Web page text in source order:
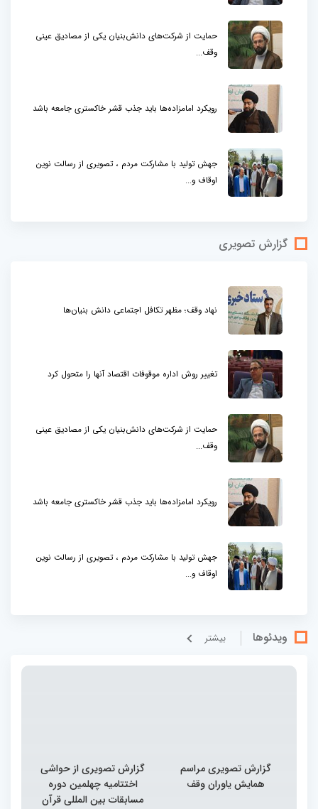
حمایت از شرکت‌های دانش‌بنیان یکی از مصادیق عینی
وقف...
رویکرد امامزاده‌ها باید جذب قشر خاکستری جامعه باشد
جهش تولید با مشارکت مردم ، تصویری از رسالت نوین
اوقاف و...
گزارش تصویری
نهاد وقف؛ مظهر تکافل اجتماعی دانش بنیان‌ها
تغییر روش اداره موقوفات اقتصاد آنها را متحول کرد
حمایت از شرکت‌های دانش‌بنیان یکی از مصادیق عینی
وقف...
رویکرد امامزاده‌ها باید جذب قشر خاکستری جامعه باشد
جهش تولید با مشارکت مردم ، تصویری از رسالت نوین
اوقاف و...
ویدئوها بيشتر
گزارش تصویری مراسم
همایش یاوران وقف
گزارش تصویری از حواشی
اختتامیه چهلمین دوره
مسابقات بین المللی قرآن